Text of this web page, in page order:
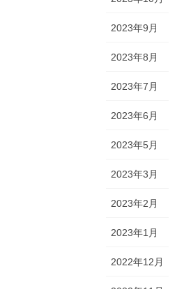
2023年9月
2023年8月
2023年7月
2023年6月
2023年5月
2023年3月
2023年2月
2023年1月
2022年12月